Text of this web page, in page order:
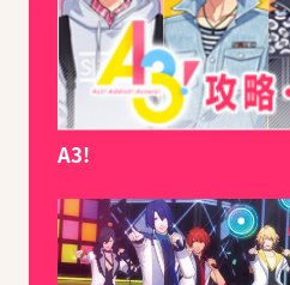
A3!